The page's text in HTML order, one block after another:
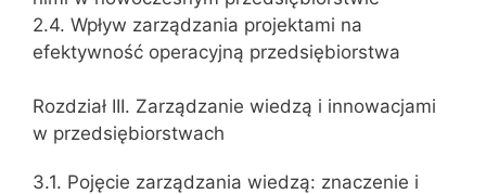
2.4. Wpływ zarządzania projektami na
efektywność operacyjną przedsiębiorstwa
Rozdział III. Zarządzanie wiedzą i innowacjami
w przedsiębiorstwach
3.1. Pojęcie zarządzania wiedzą: znaczenie i